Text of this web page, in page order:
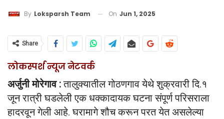
By Loksparsh Team On Jun 1, 2025
Share
लोकस्पर्श न्यूज नेटवर्क
अर्जुनी मोरेगाव :तालुक्यातील गोठणगाव येथे शुक्रवारी दि.१
जून रात्री घडलेली एक धक्कादायक घटना संपूर्ण परिसराला
हादरवून गेली आहे. घरामागे शौच करून परत येत असलेल्या